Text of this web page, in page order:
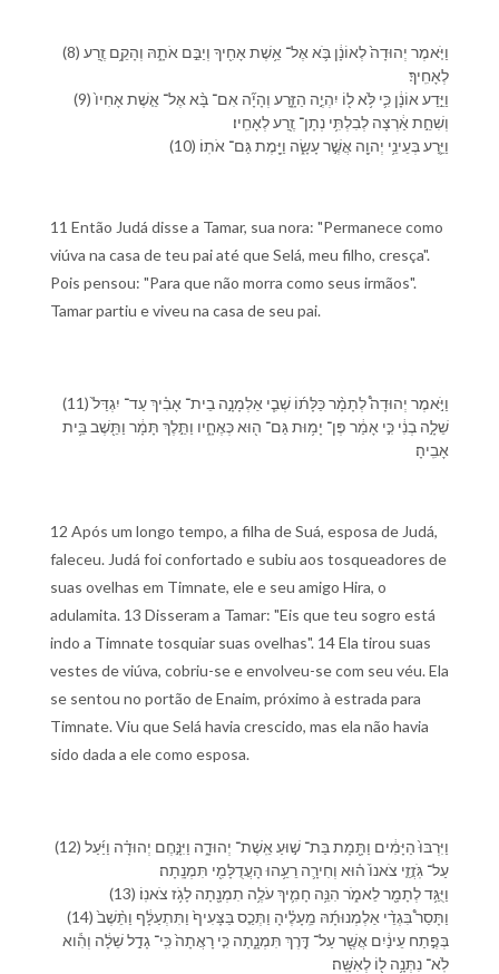
(8) וַ⁠יֹּ֤אמֶר יְהוּדָה֙ לְ⁠אוֹנָ֔ן בֹּ֛א אֶל־ אֵ֥שֶׁת אָחִ֖י⁠ךָ וְ⁠יַבֵּ֣ם אֹתָ֑⁠הּ וְ⁠הָקֵ֥ם זֶ֖רַע
לְ⁠אָחִֽי⁠ךָ׃
(9) וַ⁠יֵּ֣דַע אוֹנָ֔ן כִּ֛י לֹּ֥א ל֖⁠וֹ יִהְיֶ֣ה הַ⁠זָּ֑רַע וְ⁠הָיָ֞ה אִם־ בָּ֨א אֶל־ אֵ֤שֶׁת אָחִי⁠ו֙
וְ⁠שִׁחֵ֣ת אַ֔רְצָ⁠ה לְ⁠בִלְתִּ֥י נְתָן־ זֶ֖רַע לְ⁠אָחִֽי⁠ו׃
(10) וַ⁠יֵּ֛רַע בְּ⁠עֵינֵ֥י יְהוָ֖ה אֲשֶׁ֣ר עָשָׂ֑ה וַ⁠יָּ֖מֶת גַּם־ אֹתֽ⁠וֹ׃
11 Então Judá disse a Tamar, sua nora: "Permanece como
viúva na casa de teu pai até que Selá, meu filho, cresça".
Pois pensou: "Para que não morra como seus irmãos".
Tamar partiu e viveu na casa de seu pai.
(11) וַ⁠יֹּ֣אמֶר יְהוּדָה֩ לְ⁠תָמָ֨ר כַּלָּת֜⁠וֹ שְׁבִ֧י אַלְמָנָ֣ה בֵית־ אָבִ֗י⁠ךְ עַד־ יִגְדַּל֙
שֵׁלָ֣ה בְנִ֔⁠י כִּ֣י אָמַ֔ר פֶּן־ יָמ֥וּת גַּם־ ה֖וּא כְּ⁠אֶחָ֑י⁠ו וַ⁠תֵּ֣לֶךְ תָּמָ֔ר וַ⁠תֵּ֖שֶׁב בֵּ֥ית
אָבִֽי⁠הָ׃
12 Após um longo tempo, a filha de Suá, esposa de Judá,
faleceu. Judá foi confortado e subiu aos tosqueadores de
suas ovelhas em Timnate, ele e seu amigo Hira, o
adulamita. 13 Disseram a Tamar: "Eis que teu sogro está
indo a Timnate tosquiar suas ovelhas". 14 Ela tirou suas
vestes de viúva, cobriu-se e envolveu-se com seu véu. Ela
se sentou no portão de Enaim, próximo à estrada para
Timnate. Viu que Selá havia crescido, mas ela não havia
sido dada a ele como esposa.
(12) וַ⁠יִּרְבּוּ֙ הַ⁠יָּמִ֔ים וַ⁠תָּ֖מָת בַּת־ שׁ֣וּעַ אֵֽשֶׁת־ יְהוּדָ֑ה וַ⁠יִּנָּ֣חֶם יְהוּדָ֗ה וַ⁠יַּ֜עַל
עַל־ גֹּֽזֲזֵ֤י צֹאנ⁠וֹ֙ ה֗וּא וְ⁠חִירָ֛ה רֵעֵ֥⁠הוּ הָ⁠עֲדֻלָּמִ֖י תִּמְנָֽתָ⁠ה׃
(13) וַ⁠יֻּגַּ֥ד לְ⁠תָמָ֖ר לֵ⁠אמֹ֑ר הִנֵּ֥ה חָמִ֛י⁠ךְ עֹלֶ֥ה תִמְנָ֖תָ⁠ה לָ⁠גֹ֥ז צֹאנֽ⁠וֹ׃
(14) וַ⁠תָּסַר֩ בִּגְדֵ֨י אַלְמְנוּתָ֜⁠הּ מֵֽ⁠עָלֶ֗י⁠הָ וַ⁠תְּכַ֤ס בַּ⁠צָּעִיף֙ וַ⁠תִּתְעַלָּ֔ף וַ⁠תֵּ֨שֶׁב֙
בְּ⁠פֶ֣תַח עֵינַ֔יִם אֲשֶׁ֖ר עַל־ דֶּ֣רֶךְ תִּמְנָ֑תָ⁠ה כִּ֤י רָאֲתָה֙ כִּֽי־ גָדַ֣ל שֵׁלָ֔ה וְ⁠הִ֕וא
לֹֽא־ נִתְּנָ֥ה ל֖⁠וֹ לְ⁠אִשָּֽׁה׃